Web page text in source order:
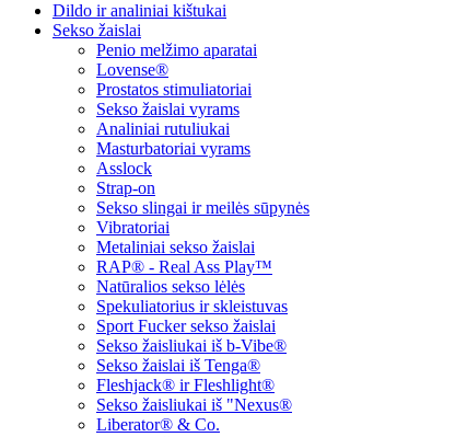
Dildo ir analiniai kištukai
Sekso žaislai
Penio melžimo aparatai
Lovense®
Prostatos stimuliatoriai
Sekso žaislai vyrams
Analiniai rutuliukai
Masturbatoriai vyrams
Asslock
Strap-on
Sekso slingai ir meilės sūpynės
Vibratoriai
Metaliniai sekso žaislai
RAP® - Real Ass Play™
Natūralios sekso lėlės
Spekuliatorius ir skleistuvas
Sport Fucker sekso žaislai
Sekso žaisliukai iš b-Vibe®
Sekso žaislai iš Tenga®
Fleshjack® ir Fleshlight®
Sekso žaisliukai iš "Nexus®
Liberator® & Co.